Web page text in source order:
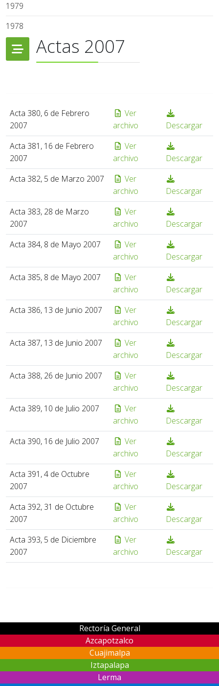
1979
1978
Actas 2007
Acta 380, 6 de Febrero
2007
Ver
archivo
Descargar
Acta 381, 16 de Febrero
2007
Ver
archivo
Descargar
Acta 382, 5 de Marzo 2007
Ver
archivo
Descargar
Acta 383, 28 de Marzo
2007
Ver
archivo
Descargar
Acta 384, 8 de Mayo 2007
Ver
archivo
Descargar
Acta 385, 8 de Mayo 2007
Ver
archivo
Descargar
Acta 386, 13 de Junio 2007
Ver
archivo
Descargar
Acta 387, 13 de Junio 2007
Ver
archivo
Descargar
Acta 388, 26 de Junio 2007
Ver
archivo
Descargar
Acta 389, 10 de Julio 2007
Ver
archivo
Descargar
Acta 390, 16 de Julio 2007
Ver
archivo
Descargar
Acta 391, 4 de Octubre
2007
Ver
archivo
Descargar
Acta 392, 31 de Octubre
2007
Ver
archivo
Descargar
Acta 393, 5 de Diciembre
2007
Ver
archivo
Descargar
Rectoría General
Azcapotzalco
Cuajimalpa
Iztapalapa
Lerma